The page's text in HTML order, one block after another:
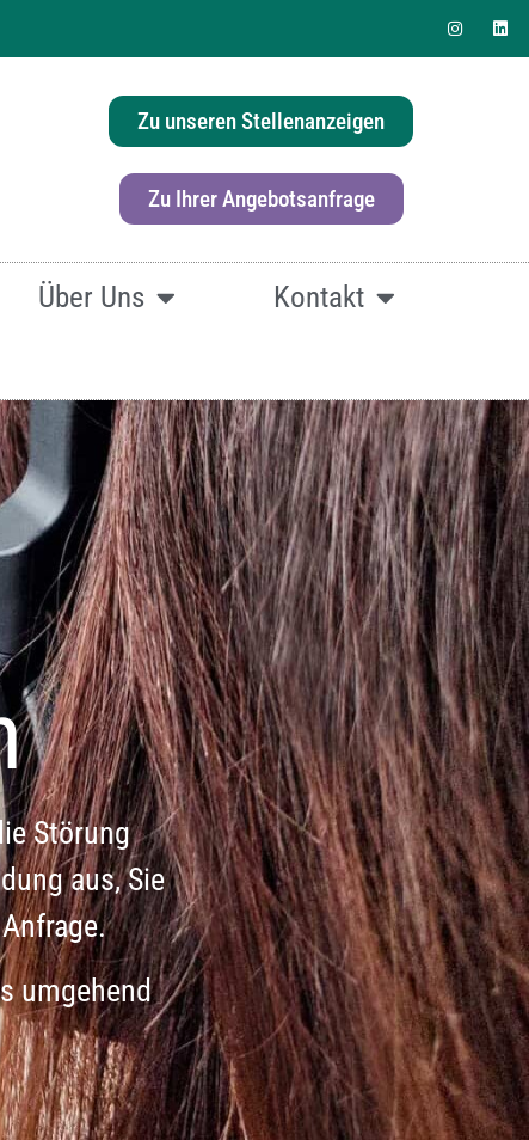
Zu unseren Stellenanzeigen
Zu Ihrer Angebotsanfrage
Über Uns
Kontakt
Störung
aus, Sie
umgehend
für Ihr Büro?
hier klicken.